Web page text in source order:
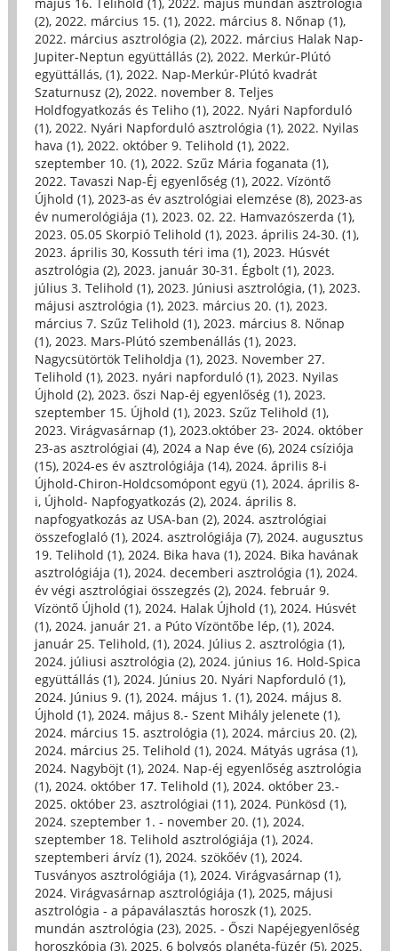
(2), 2022. március 15. (1), 2022. március 8. Nőnap (1),
2022. március asztrológia (2), 2022. március Halak Nap-
Jupiter-Neptun együttállás (2), 2022. Merkúr-Plútó
együttállás, (1), 2022. Nap-Merkúr-Plútó kvadrát
Szaturnusz (2), 2022. november 8. Teljes
Holdfogyatkozás és Teliho (1), 2022. Nyári Napforduló
(1), 2022. Nyári Napforduló asztrológia (1), 2022. Nyilas
hava (1), 2022. október 9. Telihold (1), 2022.
szeptember 10. (1), 2022. Szűz Mária foganata (1),
2022. Tavaszi Nap-Éj egyenlőség (1), 2022. Vízöntő
Újhold (1), 2023-as év asztrológiai elemzése (8), 2023-as
év numerológiája (1), 2023. 02. 22. Hamvazószerda (1),
2023. 05.05 Skorpió Telihold (1), 2023. április 24-30. (1),
2023. április 30, Kossuth téri ima (1), 2023. Húsvét
asztrológia (2), 2023. január 30-31. Égbolt (1), 2023.
július 3. Telihold (1), 2023. Júniusi asztrológia, (1), 2023.
májusi asztrológia (1), 2023. március 20. (1), 2023.
március 7. Szűz Telihold (1), 2023. március 8. Nőnap
(1), 2023. Mars-Plútó szembenállás (1), 2023.
Nagycsütörtök Teliholdja (1), 2023. November 27.
Telihold (1), 2023. nyári napforduló (1), 2023. Nyilas
Újhold (2), 2023. őszi Nap-éj egyenlőség (1), 2023.
szeptember 15. Újhold (1), 2023. Szűz Telihold (1),
2023. Virágvasárnap (1), 2023.október 23- 2024. október
23-as asztrológiai (4), 2024 a Nap éve (6), 2024 csíziója
(15), 2024-es év asztrológiája (14), 2024. április 8-i
Újhold-Chiron-Holdcsomópont együ (1), 2024. április 8-
i, Újhold- Napfogyatkozás (2), 2024. április 8.
napfogyatkozás az USA-ban (2), 2024. asztrológiai
összefoglaló (1), 2024. asztrológiája (7), 2024. augusztus
19. Telihold (1), 2024. Bika hava (1), 2024. Bika havának
asztrológiája (1), 2024. decemberi asztrológia (1), 2024.
év végi asztrológiai összegzés (2), 2024. február 9.
Vízöntő Újhold (1), 2024. Halak Újhold (1), 2024. Húsvét
(1), 2024. január 21. a Púto Vízöntőbe lép, (1), 2024.
január 25. Telihold, (1), 2024. Július 2. asztrológia (1),
2024. júliusi asztrológia (2), 2024. június 16. Hold-Spica
együttállás (1), 2024. Június 20. Nyári Napforduló (1),
2024. Június 9. (1), 2024. május 1. (1), 2024. május 8.
Újhold (1), 2024. május 8.- Szent Mihály jelenete (1),
2024. március 15. asztrológia (1), 2024. március 20. (2),
2024. március 25. Telihold (1), 2024. Mátyás ugrása (1),
2024. Nagyböjt (1), 2024. Nap-éj egyenlőség asztrológia
(1), 2024. október 17. Telihold (1), 2024. október 23.-
2025. október 23. asztrológiai (11), 2024. Pünkösd (1),
2024. szeptember 1. - november 20. (1), 2024.
szeptember 18. Telihold asztrológiája (1), 2024.
szeptemberi árvíz (1), 2024. szökőév (1), 2024.
Tusványos asztrológiája (1), 2024. Virágvasárnap (1),
2024. Virágvasárnap asztrológiája (1), 2025, májusi
asztrológia - a pápaválasztás horoszk (1), 2025.
mundán asztrológia (23), 2025. - Őszi Napéjegyenlőség
horoszkópja (3), 2025. 6 bolygós planéta-füzér (5), 2025.